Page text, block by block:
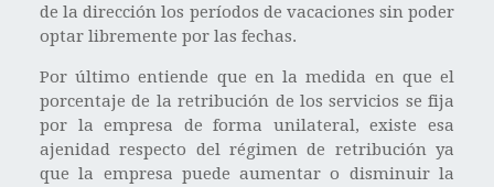
de la dirección los períodos de vacaciones sin poder
optar libremente por las fechas.
Por último entiende que en la medida en que el
porcentaje de la retribución de los servicios se fija
por la empresa de forma unilateral, existe esa
ajenidad respecto del régimen de retribución ya
que la empresa puede aumentar o disminuir la